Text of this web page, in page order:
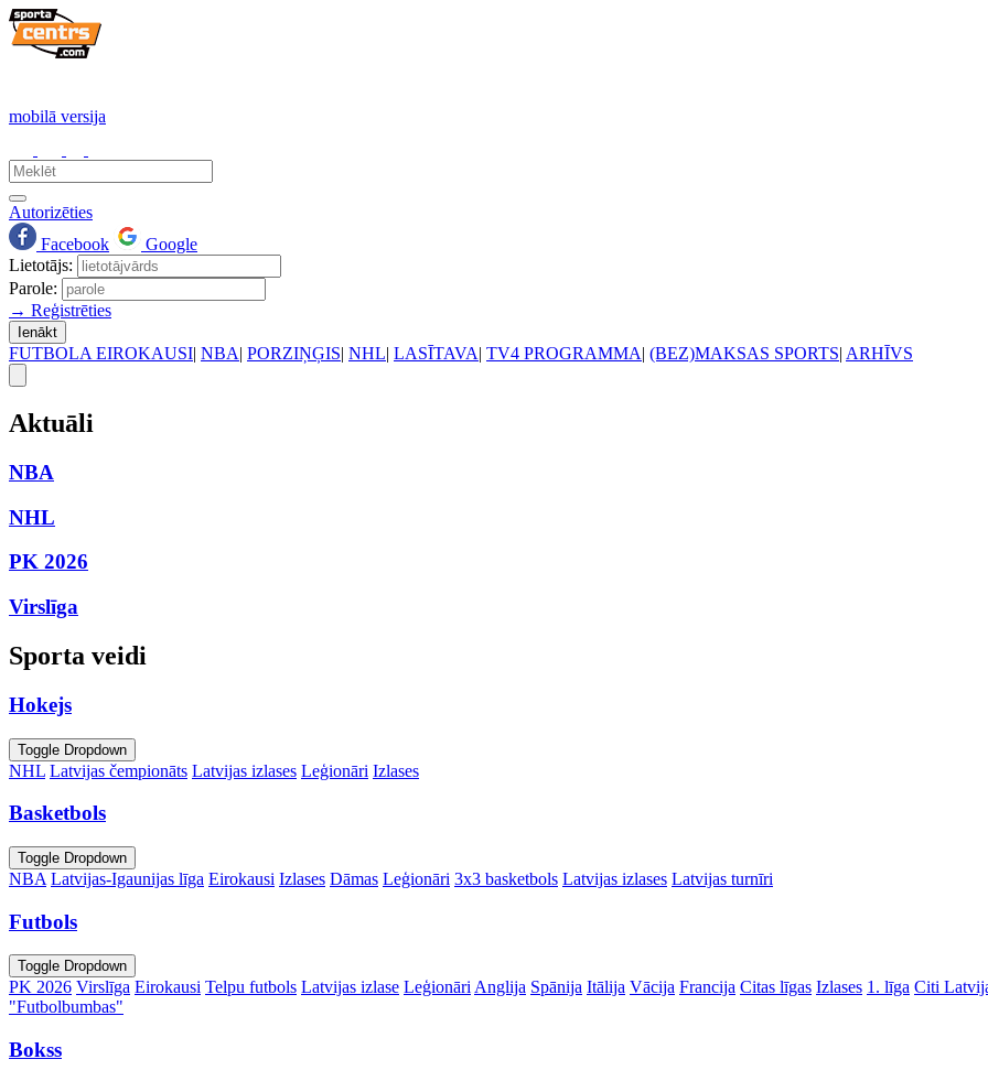
mobilā versija
Autorizēties
Facebook
Google
Lietotājs:
Parole:
→ Reģistrēties
Ienākt
FUTBOLA EIROKAUSI| NBA| PORZIŅĢIS| NHL| LASĪTAVA| TV4 PROGRAMMA| (BEZ)MAKSAS SPORTS| ARHĪVS
Aktuāli
NBA
NHL
PK 2026
Virslīga
Sporta veidi
Hokejs
Toggle Dropdown
NHL Latvijas čempionāts Latvijas izlases Leģionāri Izlases
Basketbols
Toggle Dropdown
NBA Latvijas-Igaunijas līga Eirokausi Izlases Dāmas Leģionāri 3x3 basketbols Latvijas izlases Latvijas turnīri
Futbols
Toggle Dropdown
PK 2026 Virslīga Eirokausi Telpu futbols Latvijas izlase Leģionāri Anglija Spānija Itālija Vācija Francija Citas līgas Izlases 1. līga Citi
"Futbolbumbas"
Bokss